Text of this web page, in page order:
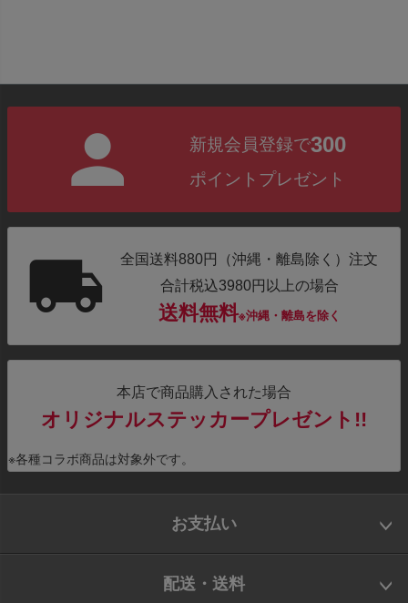
新規会員登録で300
ポイントプレゼント
全国送料880円（沖縄・離島除く）注文
合計税込3980円以上の場合
送料無料※沖縄・離島を除く
本店で商品購入された場合
オリジナルステッカープレゼント!!
※各種コラボ商品は対象外です。
お支払い
配送・送料